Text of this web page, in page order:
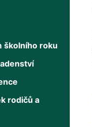
školního roku
rodičů a